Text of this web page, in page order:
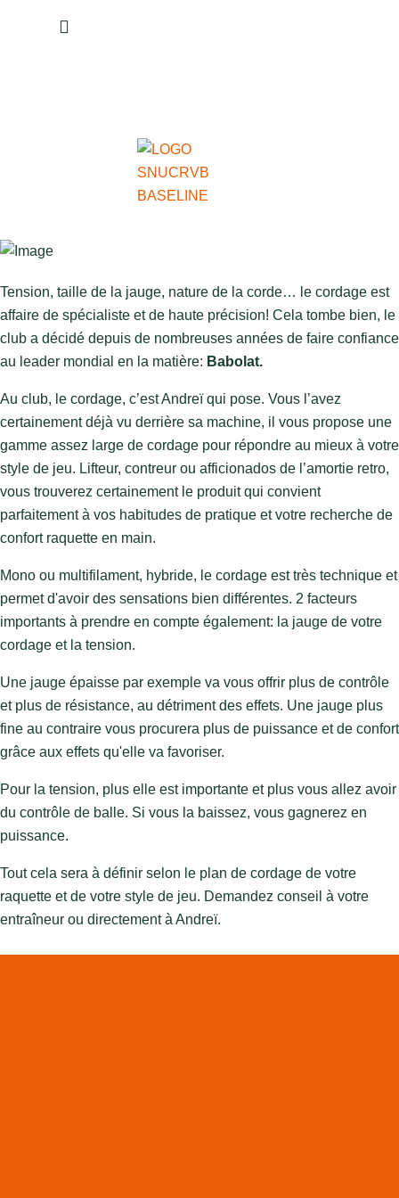
Tension, taille de la jauge, nature de la corde… le cordage est
affaire de spécialiste et de haute précision! Cela tombe bien, le
club a décidé depuis de nombreuses années de faire confiance
au leader mondial en la matière: Babolat.
Au club, le cordage, c’est Andreï qui pose. Vous l’avez
certainement déjà vu derrière sa machine, il vous propose une
gamme assez large de cordage pour répondre au mieux à votre
style de jeu. Lifteur, contreur ou afficionados de l’amortie retro,
vous trouverez certainement le produit qui convient
parfaitement à vos habitudes de pratique et votre recherche de
confort raquette en main.
Mono ou multifilament, hybride, le cordage est très technique et
permet d'avoir des sensations bien différentes. 2 facteurs
importants à prendre en compte également: la jauge de votre
cordage et la tension.
Une jauge épaisse par exemple va vous offrir plus de contrôle
et plus de résistance, au détriment des effets. Une jauge plus
fine au contraire vous procurera plus de puissance et de confort
grâce aux effets qu'elle va favoriser.
Pour la tension, plus elle est importante et plus vous allez avoir
du contrôle de balle. Si vous la baissez, vous gagnerez en
puissance.
Tout cela sera à définir selon le plan de cordage de votre
raquette et de votre style de jeu. Demandez conseil à votre
entraîneur ou directement à Andreï.